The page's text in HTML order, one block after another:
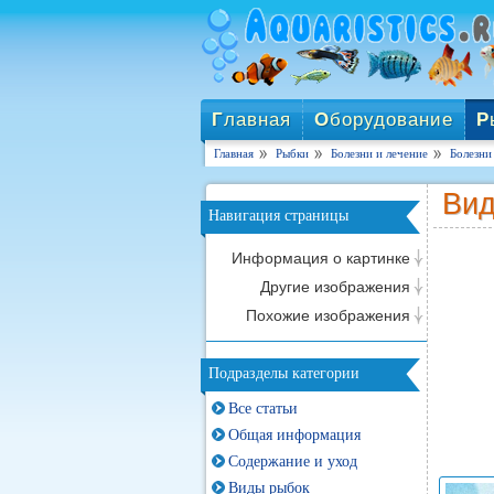
Главная Оборудование Р
Главная Рыбки Болезни и лечение
Навигация страницы
Информация о картинке
Другие изображения
Похожие изображения
Подразделы категории
Все статьи
Общая информация
Содержание и уход
Виды рыбок